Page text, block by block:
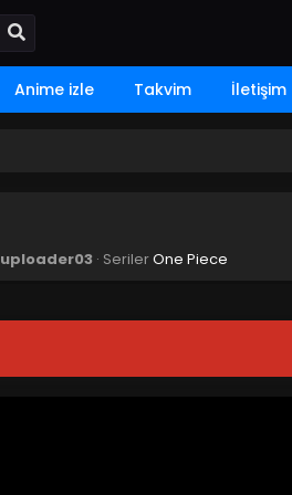
Anime izle Takvim İletişim
uploader03 · SerilerOne Piece